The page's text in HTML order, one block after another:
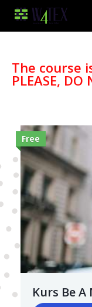
The course
PLEASE, DO
Free
Kurs Be